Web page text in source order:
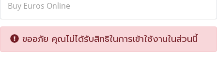
Buy Euros Online
ขออภัย คุณไม่ได้รับสิทธิในการเข้าใช้งานในส่วนนี้